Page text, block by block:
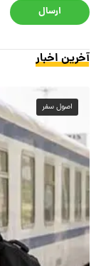
ارسال
آخرین اخبار
اصول سفر